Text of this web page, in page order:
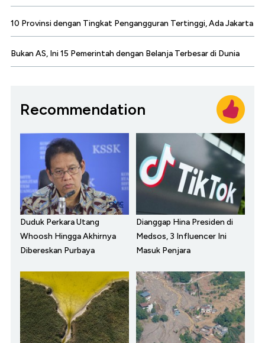
10 Provinsi dengan Tingkat Pengangguran Tertinggi, Ada Jakarta
Bukan AS, Ini 15 Pemerintah dengan Belanja Terbesar di Dunia
Recommendation
Duduk Perkara Utang
Whoosh Hingga Akhirnya
Dibereskan Purbaya
Dianggap Hina Presiden di
Medsos, 3 Influencer Ini
Masuk Penjara